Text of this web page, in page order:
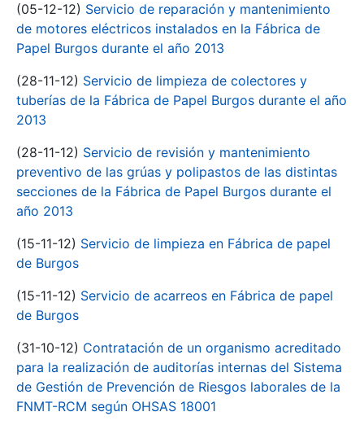
(05-12-12) Servicio de reparación y mantenimiento
de motores eléctricos instalados en la Fábrica de
Papel Burgos durante el año 2013
(28-11-12) Servicio de limpieza de colectores y
tuberías de la Fábrica de Papel Burgos durante el año
2013
(28-11-12) Servicio de revisión y mantenimiento
preventivo de las grúas y polipastos de las distintas
secciones de la Fábrica de Papel Burgos durante el
año 2013
(15-11-12) Servicio de limpieza en Fábrica de papel
de Burgos
(15-11-12) Servicio de acarreos en Fábrica de papel
de Burgos
(31-10-12) Contratación de un organismo acreditado
para la realización de auditorías internas del Sistema
de Gestión de Prevención de Riesgos laborales de la
FNMT-RCM según OHSAS 18001